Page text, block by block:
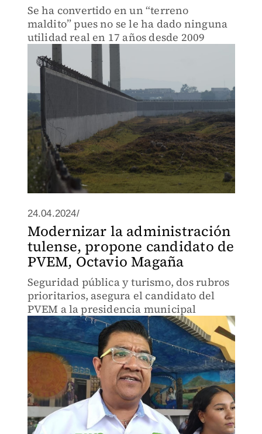
Se ha convertido en un “terreno
maldito” pues no se le ha dado ninguna
utilidad real en 17 años desde 2009
24.04.2024/
Modernizar la administración
tulense, propone candidato de
PVEM, Octavio Magaña
Seguridad pública y turismo, dos rubros
prioritarios, asegura el candidato del
PVEM a la presidencia municipal